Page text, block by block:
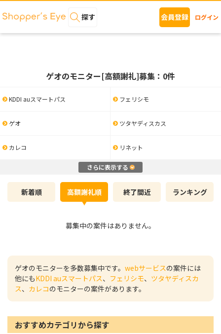
探す 会員登録 ログイン
ゲオのモニター[高額謝礼]募集：0件
KDDI auスマートパス フェリシモ
ゲオ ツタヤディスカス
カレコ リネット
さらに表示する
新着順 高額謝礼順 終了間近 ランキング
募集中の案件はありません。
ゲオのモニターを多数募集中です。 webサービスの案件には
他にもKDDI auスマートパス、 フェリシモ、 ツタヤディスカ
ス、 カレコのモニターの案件があります。
おすすめカテゴリから探す